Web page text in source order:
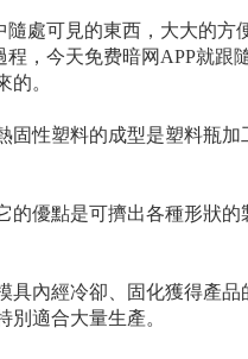
處可見的東西，大大的方
，今天免费暗网APP就跟
的。
固性塑料的成型是塑料瓶加
的優點是可擠出各種形狀的
內經冷卻、固化獲得產品
適合大量生產。